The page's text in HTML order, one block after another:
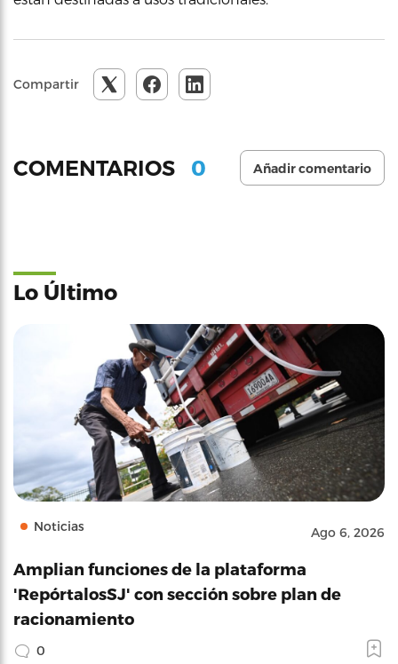
Compartir
COMENTARIOS 0 Añadir comentario
Lo Último
Noticias Ago 6, 2026
Amplian funciones de la plataforma
'RepórtalosSJ' con sección sobre plan de
racionamiento
0